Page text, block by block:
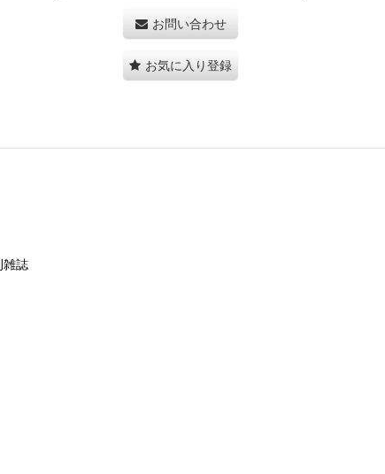
お問い合わせ
お気に入り登録
雑誌